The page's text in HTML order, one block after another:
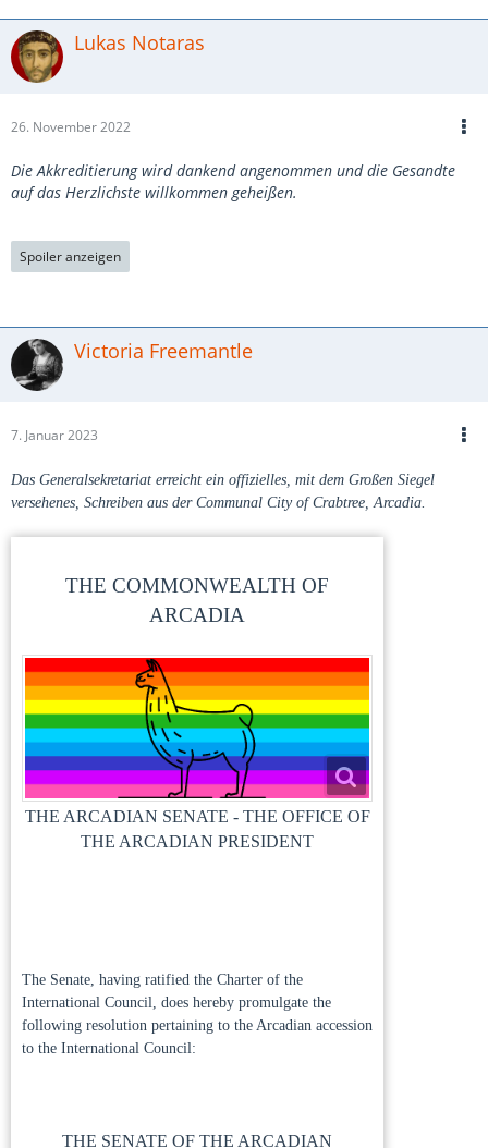
Lukas Notaras
26. November 2022
Die Akkreditierung wird dankend angenommen und die Gesandte
auf das Herzlichste willkommen geheißen.
Spoiler anzeigen
Victoria Freemantle
7. Januar 2023
Das Generalsekretariat erreicht ein offizielles, mit dem Großen Siegel
versehenes, Schreiben aus der Communal City of Crabtree, Arcadia.
THE COMMONWEALTH OF
ARCADIA
THE ARCADIAN SENATE - THE OFFICE OF
THE ARCADIAN PRESIDENT
The Senate, having ratified the Charter of the
International Council, does hereby promulgate the
following resolution pertaining to the Arcadian accession
to the International Council:
THE SENATE OF THE ARCADIAN